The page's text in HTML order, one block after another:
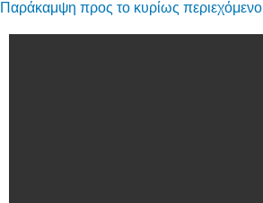
Παράκαμψη προς το κυρίως περιεχόμενο